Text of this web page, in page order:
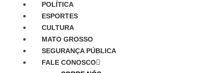
POLÍTICA
ESPORTES
CULTURA
MATO GROSSO
SEGURANÇA PÚBLICA
FALE CONOSCO